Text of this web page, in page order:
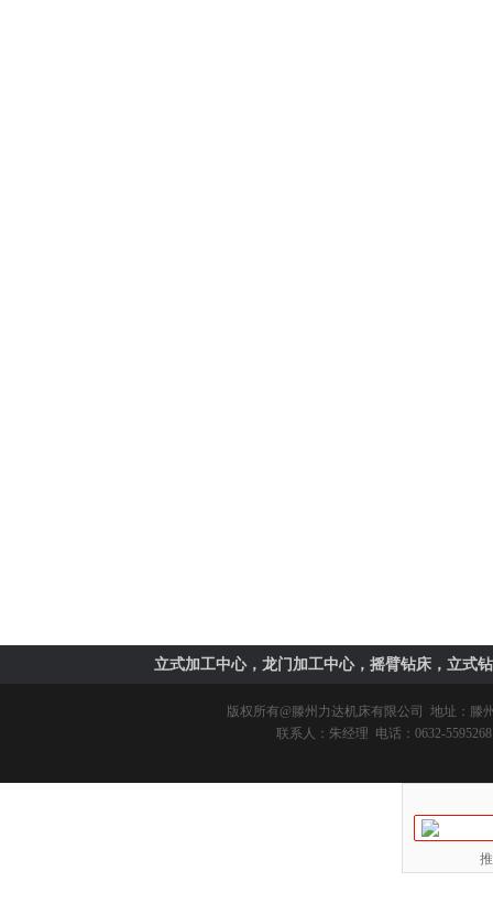
立式加工中心，龙门加工中心，摇臂钻床，立式
版权所有@滕州力达机床有限公司
地址：滕
联系人：朱经理 电话：0632-